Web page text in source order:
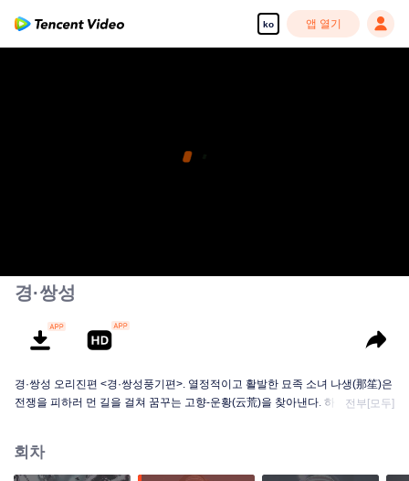
ko 앱 열기
경·쌍성
경·쌍성 오리진편 <경·쌍성풍기편>. 열정적이고 활발한 묘족 소녀 나생(那笙)은
전쟁을 피하러 먼 길을 걸쳐 꿈꾸는 고향-운황(云荒)을 찾아낸다. 하지만 운황은
아름다운 신화 이야기도 펼쳐진다.
전부[모두]
회차